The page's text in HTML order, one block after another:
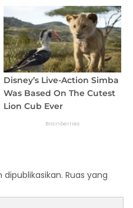
Ruas yang